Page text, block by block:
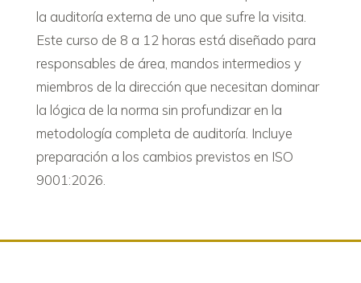
la auditoría externa de uno que sufre la visita.
Este curso de 8 a 12 horas está diseñado para
responsables de área, mandos intermedios y
miembros de la dirección que necesitan dominar
la lógica de la norma sin profundizar en la
metodología completa de auditoría. Incluye
preparación a los cambios previstos en ISO
9001:2026.